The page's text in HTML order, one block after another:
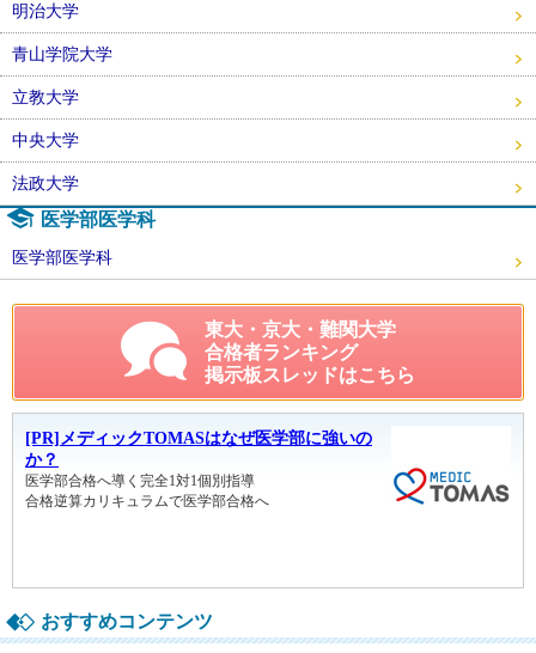
明治大学
青山学院大学
立教大学
中央大学
法政大学
医学部医学科
医学部医学科
東大・京大・難関大学
合格者ランキング
掲示板スレッドはこちら
おすすめコンテンツ